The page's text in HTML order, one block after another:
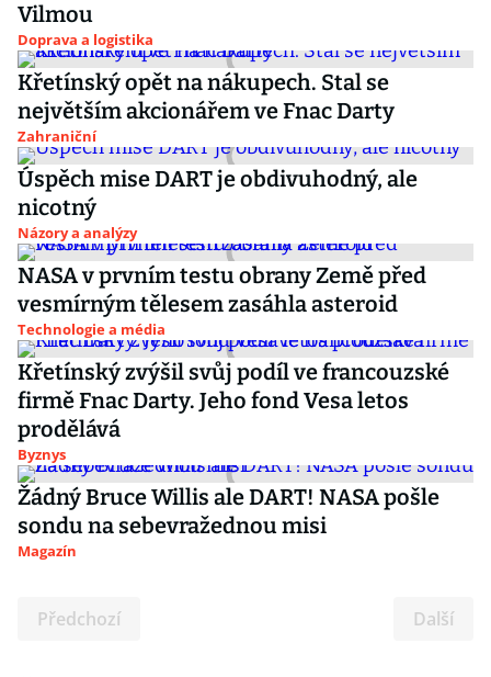
Vilmou
Doprava a logistika
Křetínský opět na nákupech. Stal se
největším akcionářem ve Fnac Darty
Zahraniční
Úspěch mise DART je obdivuhodný, ale
nicotný
Názory a analýzy
NASA v prvním testu obrany Země před
vesmírným tělesem zasáhla asteroid
Technologie a média
Křetínský zvýšil svůj podíl ve francouzské
firmě Fnac Darty. Jeho fond Vesa letos
prodělává
Byznys
Žádný Bruce Willis ale DART! NASA pošle
sondu na sebevražednou misi
Magazín
Předchozí Další